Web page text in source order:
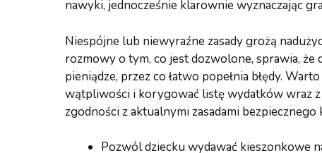
nawyki, jednocześnie klarownie wyznaczając
Niespójne lub niewyraźne zasady grożą
rozmowy o tym, co jest dozwolone, sprawia,
pieniądze, przez co łatwo popełnia błędy.
wątpliwości i korygować listę wydatków wraz
zgodności z aktualnymi zasadami
Pozwól dziecku wydawać kieszonkowe